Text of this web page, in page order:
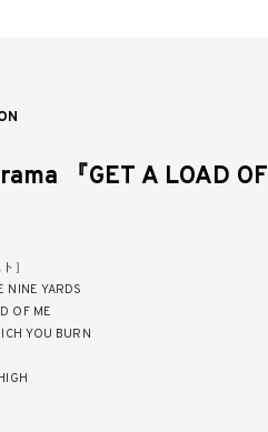
『GET A LOAD OF
］
NINE YARDS
OF ME
YOU BURN